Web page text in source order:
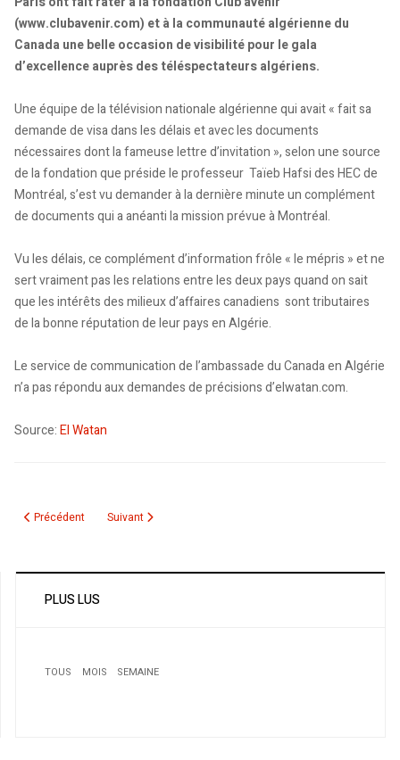
(www.clubavenir.com) et à la communauté algérienne du
Canada une belle occasion de visibilité pour le gala
d’excellence auprès des téléspectateurs algériens.
Une équipe de la télévision nationale algérienne qui avait « fait sa
demande de visa dans les délais et avec les documents
nécessaires dont la fameuse lettre d’invitation », selon une source
de la fondation que préside le professeur Taïeb Hafsi des HEC de
Montréal, s’est vu demander à la dernière minute un complément
de documents qui a anéanti la mission prévue à Montréal.
Vu les délais, ce complément d’information frôle « le mépris » et ne
sert vraiment pas les relations entre les deux pays quand on sait
que les intérêts des milieux d’affaires canadiens sont tributaires
de la bonne réputation de leur pays en Algérie.
Le service de communication de l’ambassade du Canada en Algérie
n’a pas répondu aux demandes de précisions d’elwatan.com.
Source:El Watan
Article précédent : Prétextant des mesures préventives de lutte
Précédent Article suivant : Aucune personnalité nationale à
Suivant
PLUS LUS
TOUS MOIS
SEMAINE